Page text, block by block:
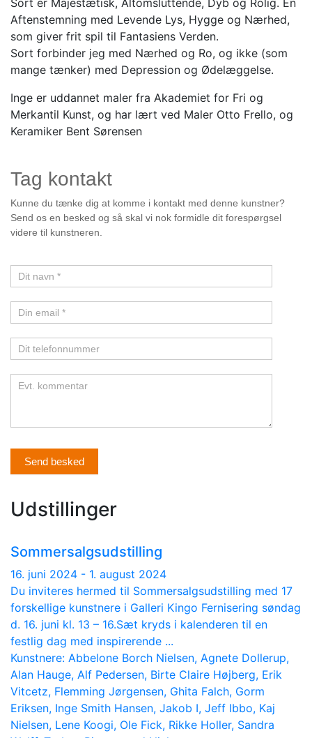
Sort er Majestætisk, Altomsluttende, Dyb og Rolig. En
Aftenstemning med Levende Lys, Hygge og Nærhed,
som giver frit spil til Fantasiens Verden.
Sort forbinder jeg med Nærhed og Ro, og ikke (som
mange tænker) med Depression og Ødelæggelse.
Inge er uddannet maler fra Akademiet for Fri og
Merkantil Kunst, og har lært ved Maler Otto Frello, og
Keramiker Bent Sørensen
Kunstner
Tag kontakt
Kunne du tænke dig at komme i kontakt med denne kunstner?
Send os en besked og så skal vi nok formidle dit forespørgsel
videre til kunstneren.
Send besked
Udstillinger
Sommersalgsudstilling
16. juni 2024 - 1. august 2024
Du inviteres hermed til Sommersalgsudstilling med 17
forskellige kunstnere i Galleri Kingo Fernisering søndag
d. 16. juni kl. 13 – 16.Sæt kryds i kalenderen til en
festlig dag med inspirerende ...
Kunstnere: Abbelone Borch Nielsen, Agnete Dollerup,
Alan Hauge, Alf Pedersen, Birte Claire Højberg, Erik
Vitcetz, Flemming Jørgensen, Ghita Falch, Gorm
Eriksen, Inge Smith Hansen, Jakob I, Jeff Ibbo, Kaj
Nielsen, Lene Koogi, Ole Fick, Rikke Holler, Sandra